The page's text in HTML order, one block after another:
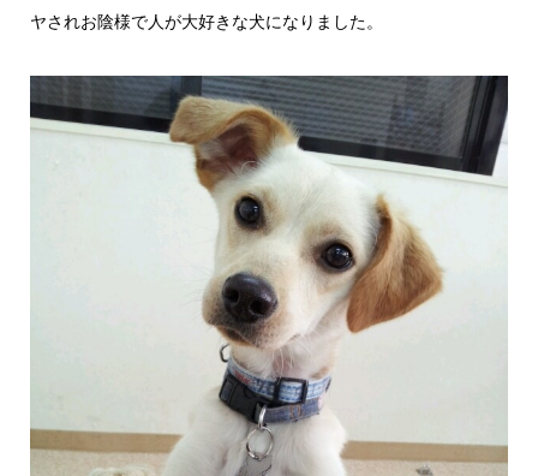
ヤされお陰様で人が大好きな犬になりました。